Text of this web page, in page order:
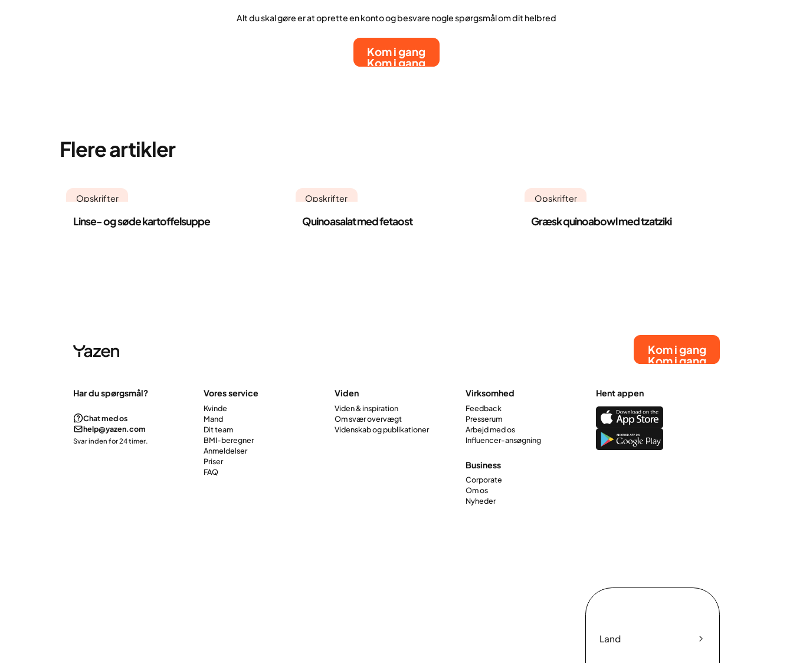
Alt du skal gøre er at oprette en konto og besvare nogle spørgsmål om dit helbred
Kom i gang
Kom i gang
Flere artikler
Opskrifter
Linse- og søde kartoffelsuppe
Opskrifter
Quinoasalat med fetaost
Opskrifter
Græsk quinoabowl med tzatziki
Kom i gang
Kom i gang
Har du spørgsmål?
Chat med os
help@yazen.com
Svar inden for 24 timer.
Vores service
Kvinde
Mand
Dit team
BMI-beregner
Anmeldelser
Priser
FAQ
Viden
Viden & inspiration
Om svær overvægt
Videnskab og publikationer
Virksomhed
Feedback
Presserum
Arbejd med os
Influencer-ansøgning
Business
Corporate
Om os
Nyheder
Hent appen
Land